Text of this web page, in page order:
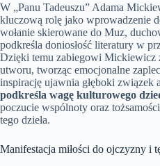
W „Panu Tadeuszu” Adama
kluczową rolę jako wprowadzenie
wołanie skierowane do Muz,
podkreśla doniosłość literatury w
Dzięki temu zabiegowi Mickiewicz
utworu, tworząc emocjonalne
inspirację ujawnia głęboki związek
podkreśla wagę kulturowego
poczucie wspólnoty oraz
tego dzieła.
Manifestacja miłości do ojczyzny i